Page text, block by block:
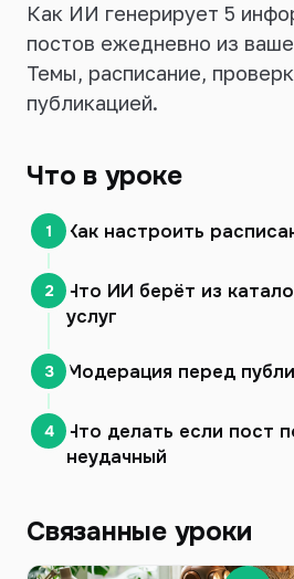
Как ИИ генерирует 5
постов ежедневно из
Темы, расписание,
публикацией.
Что в уроке
1 Как настроить
2
Что ИИ берёт из
услуг
3 Модерация перед
4
Что делать если пост
неудачный
Связанные уроки